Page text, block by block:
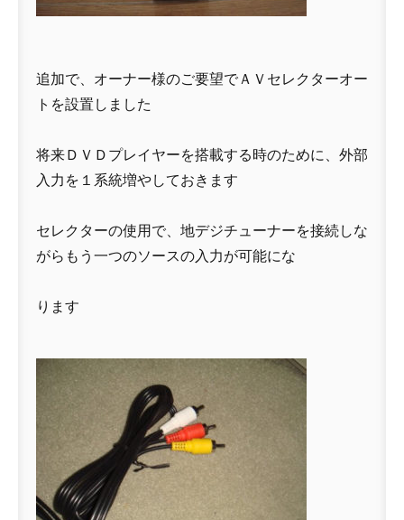
追加で、オーナー様のご要望でＡＶセレクターオー
トを設置しました
将来ＤＶＤプレイヤーを搭載する時のために、外部
入力を１系統増やしておきます
セレクターの使用で、地デジチューナーを接続しな
がらもう一つのソースの入力が可能にな
ります